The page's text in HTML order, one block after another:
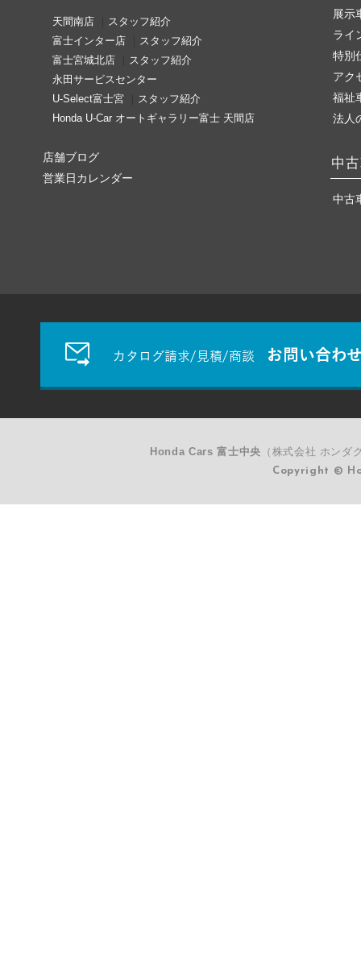
天間南店
スタッフ紹介
富士インター店
スタッフ紹介
富士宮城北店
スタッフ紹介
永田サービスセンター
U-Select富士宮
スタッフ紹介
Honda U-Car オートギャラリー富士 天間店
店舗ブログ
営業日カレンダー
展示
ライ
特別
アク
福祉
法人
中
中古
カタログ請求/見積/商談 お問い合わ
Honda Cars 富士中央 （株式会社 ホン
Copyright ©